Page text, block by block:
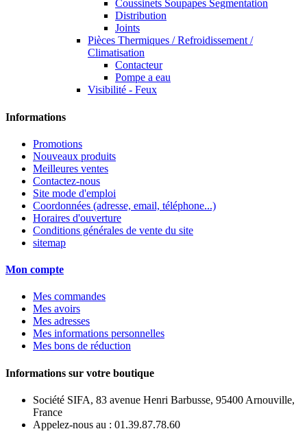
Coussinets Soupapes Segmentation
Distribution
Joints
Pièces Thermiques / Refroidissement /
Climatisation
Contacteur
Pompe a eau
Visibilité - Feux
Informations
Promotions
Nouveaux produits
Meilleures ventes
Contactez-nous
Site mode d'emploi
Coordonnées (adresse, email, téléphone...)
Horaires d'ouverture
Conditions générales de vente du site
sitemap
Mon compte
Mes commandes
Mes avoirs
Mes adresses
Mes informations personnelles
Mes bons de réduction
Informations sur votre boutique
Société SIFA, 83 avenue Henri Barbusse, 95400 Arnouville,
France
Appelez-nous au : 01.39.87.78.60